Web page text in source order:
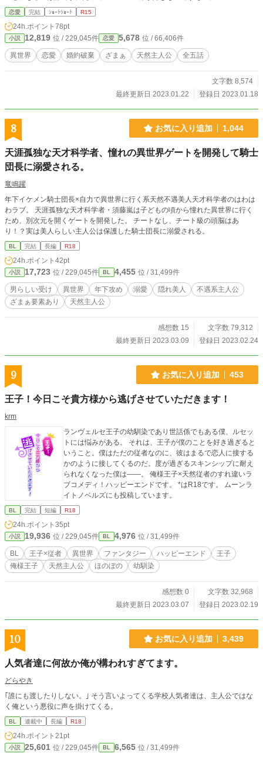
恋愛 完結 ｼｮｰﾄｼｮｰﾄ R15
24h.ポイント 78pt
小説 12,819 位 / 229,045件 恋愛 5,678 位 / 66,406件
異世界 恋愛 婚約破棄 ざまぁ 天然主人公 全五話
文字数 8,574
最終更新日 2023.01.22
登録日 2023.01.18
8 お気に入り追加 1,044
天涯孤独な天才科学者、憧れの異世界ゲートを開発して騎士
団長に溺愛される。
竜鳴躍
年下イケメン騎士団長×自力で異世界に行く系天然不遇美人天才科学者のはわは
わラブ。 天涯孤独な天才科学者・須藤嵐は子どもの頃から憧れた異世界に行く
ため、別次元を開くゲートを開発した。 チートなし、チート級の頭脳はあ
り！？実は美人らしい主人公は保護した騎士団長に溺愛される。
BL 完結 長編 R18
24h.ポイント 42pt
小説 17,723 位 / 229,045件 BL 4,455 位 / 31,499件
男らしい受け 異世界 年下攻め 溺愛 隠れ美人
不遇系主人公
ざまぁ要素あり
天然主人公
感想数 15
文字数 79,312
最終更新日 2023.03.09
登録日 2023.02.24
9 お気に入り追加 453
王子！今日こそ貴方様から逃げさせていただきます！
krm
ランヴェルセ王子の幼馴染であり世話係でもある僕、ルセッ
トには悩みがある。 それは、王子が僕のことを好き過ぎると
いうこと。僕はただの従者なのに、彼はまるで恋人に接する
かのように接してくるのだ。度が過ぎるスキンシップに耐え
られなくなった僕は――。 俺様王子×天然従者のすれ違いラ
ブコメディ！ハッピーエンドです。 *はR18です。 ムーンラ
イトノベルズにも投稿しています。
BL 完結 短編 R18
24h.ポイント 35pt
小説 19,936 位 / 229,045件 BL 4,976 位 / 31,499件
BL 王子×従者 異世界 ファンタジー ハッピーエンド
王子
俺様王子
天然主人公 ほのぼの 幼馴染
感想数 0
文字数 32,968
最終更新日 2023.03.07
登録日 2023.02.19
10 お気に入り追加 3,439
人気者達に何故か俺が構われすぎてます。
どらやき
｢誰にも渡したりしない。｣ そう言いよってくる学校人気者達は、主人公ではな
く俺という悪役に声を掛けてくる。
BL 連載中 長編 R18
24h.ポイント 21pt
小説 25,601 位 / 229,045件 BL 6,565 位 / 31,499件